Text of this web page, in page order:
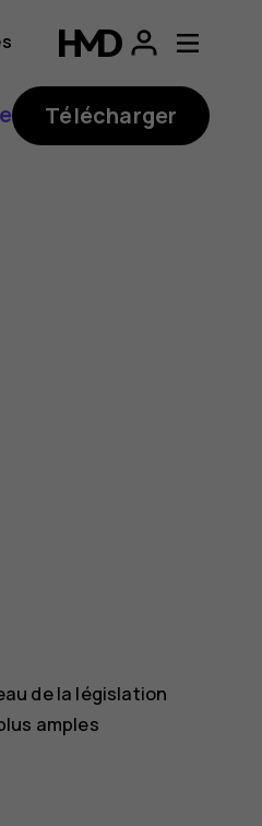
Télécharger
de la législation
amples